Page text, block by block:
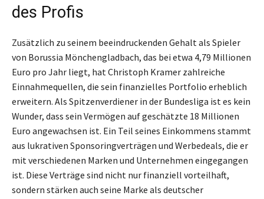
des Profis
Zusätzlich zu seinem beeindruckenden Gehalt als Spieler
von Borussia Mönchengladbach, das bei etwa 4,79 Millionen
Euro pro Jahr liegt, hat Christoph Kramer zahlreiche
Einnahmequellen, die sein finanzielles Portfolio erheblich
erweitern. Als Spitzenverdiener in der Bundesliga ist es kein
Wunder, dass sein Vermögen auf geschätzte 18 Millionen
Euro angewachsen ist. Ein Teil seines Einkommens stammt
aus lukrativen Sponsoringverträgen und Werbedeals, die er
mit verschiedenen Marken und Unternehmen eingegangen
ist. Diese Verträge sind nicht nur finanziell vorteilhaft,
sondern stärken auch seine Marke als deutscher